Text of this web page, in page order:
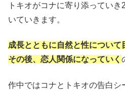
トキオがコナに寄り添ってい
いていきます。
成長とともに自然と性について
その後、恋人関係になっていく
作中ではコナとトキオの告白シ